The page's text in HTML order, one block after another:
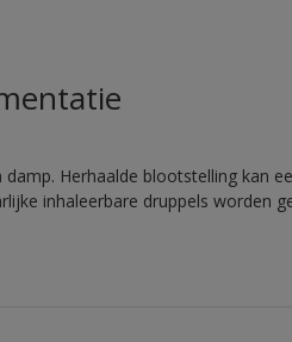
Herhaalde blootstelling kan
inhaleerbare druppels worden